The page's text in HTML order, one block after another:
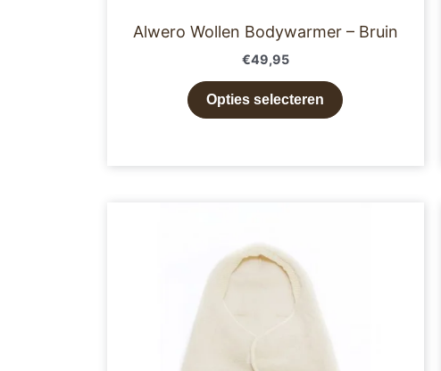
Alwero Wollen Bodywarmer – Bruin
€49,95
Opties selecteren